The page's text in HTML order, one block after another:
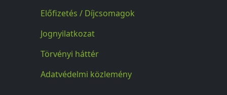
Előfizetés / Díjcsomagok
Jognyilatkozat
Törvényi háttér
Adatvédelmi közlemény